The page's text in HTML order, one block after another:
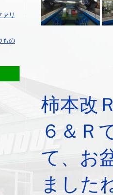
リ
の
柿本改
６＆Ｒ
て、お
ました